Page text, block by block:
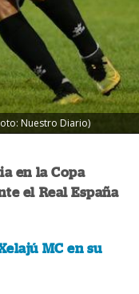
Nuestro Diario)
en la Copa
el Real España
MC en su